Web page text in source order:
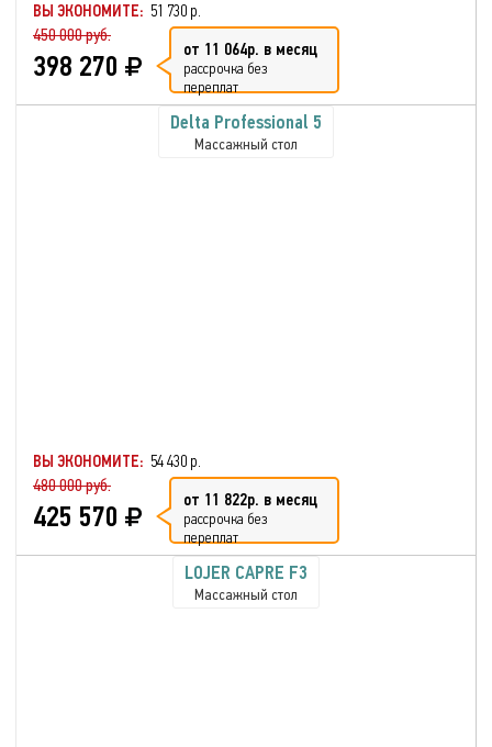
ВЫ ЭКОНОМИТЕ: 51 730 р.
450 000 руб.
398 270 от 11 064р. в месяц
рассрочка без
переплат
Delta Professional 5
Массажный стол
ВЫ ЭКОНОМИТЕ: 54 430 р.
480 000 руб.
425 570 от 11 822р. в месяц
рассрочка без
переплат
LOJER CAPRE F3
Массажный стол